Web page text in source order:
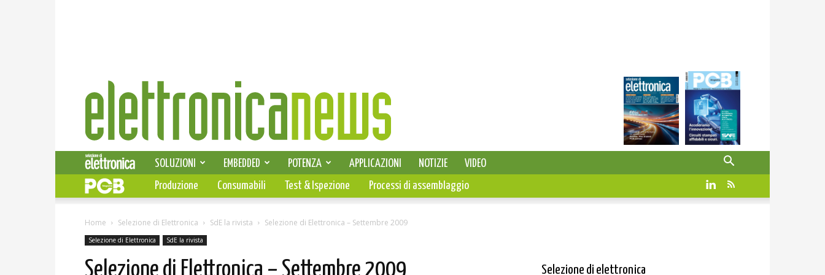
Elettronica
News
SELEZIONE DI ELETTRONICA
SOLUZIONI EMBEDDED POTENZA APPLICAZIONI NOTIZIE
VIDEO
PCB
Produzione Consumabili Test & Ispezione Processi di assemblaggio
Home Selezione di Elettronica SdE la rivista Selezione di Elettronica – Settembre 2009
Selezione di Elettronica SdE la rivista
Selezione di Elettronica – Settembre 2009 Selezione di elettronica